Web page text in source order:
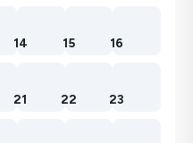
14 15 16
21 22 23